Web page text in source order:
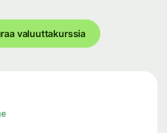
valuuttakurssia